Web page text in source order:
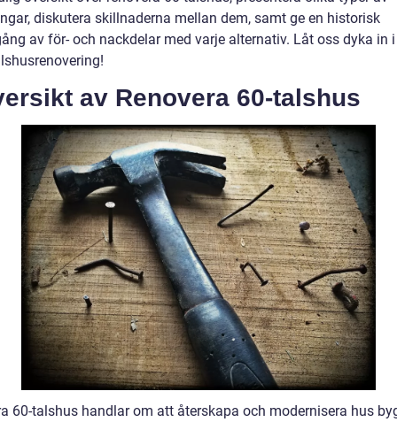
diskutera skillnaderna mellan dem, samt ge en historisk
av för- och nackdelar med varje alternativ. Låt oss dyka in
av Renovera 60-talshus
60-talshus handlar om att återskapa och modernisera hus